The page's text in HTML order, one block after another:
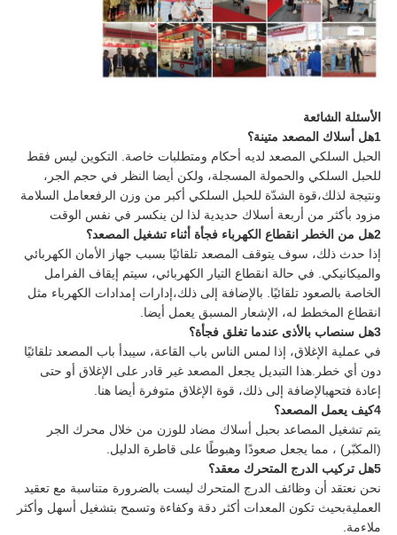
الأسئلة الشائعة
1هل أسلاك المصعد متينة؟
الحبل السلكي المصعد لديه أحكام ومتطلبات خاصة. التكوين ليس فقط
للحبل السلكي والحمولة المسجلة، ولكن أيضا النظر في حجم الجر،
ونتيجة لذلك،قوة الشدّة للحبل السلكي أكبر من وزن الرفععامل السلامة
مزود بأكثر من أربعة أسلاك حديدية لذا لن ينكسر في نفس الوقت
2هل من الخطر انقطاع الكهرباء فجأة أثناء تشغيل المصعد؟
إذا حدث ذلك، سوف يتوقف المصعد تلقائيًا بسبب جهاز الأمان الكهربائي
والميكانيكي. في حالة انقطاع التيار الكهربائي، سيتم إيقاف الفرامل
الخاصة بالصعود تلقائيًا. بالإضافة إلى ذلك،إدارات إمدادات الكهرباء مثل
انقطاع المخطط له، الإشعار المسبق يعمل أيضا.
3هل سنصاب بالأذى عندما تغلق فجأة؟
في عملية الإغلاق، إذا لمس الناس باب القاعة، سيبدأ باب المصعد تلقائيًا
دون أي خطر.هذا التبديل يجعل المصعد غير قادر على الإغلاق أو حتى
إعادة فتحهبالإضافة إلى ذلك، قوة الإغلاق متوفرة أيضا هنا.
4كيف يعمل المصعد؟
يتم تشغيل المصاعد بحبل أسلاك مضاد للوزن من خلال محرك الجر
(المكبّر) ، مما يجعل صعودًا وهبوطًا على قاطرة الدليل.
5هل تركيب الدرج المتحرك معقد؟
نحن نعتقد أن وظائف الدرج المتحرك ليست بالضرورة متناسبة مع تعقيد
العمليةبحيث تكون المعدات أكثر دقة وكفاءة وتسمح بتشغيل أسهل وأكثر
ملاءمة.